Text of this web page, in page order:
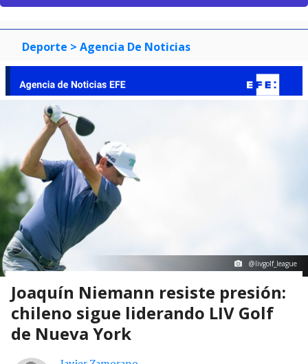
Deporte > Agencia De Noticias
@livgolf_league
Joaquín Niemann resiste presión:
chileno sigue liderando LIV Golf
de Nueva York